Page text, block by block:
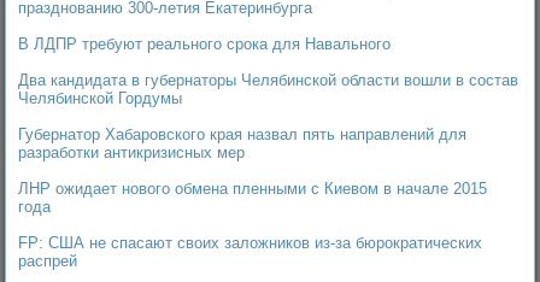
празднованию 300-летия Екатеринбурга
В ЛДПР требуют реального срока для Навального
Два кандидата в губернаторы Челябинской области вошли в состав
Челябинской Гордумы
Губернатор Хабаровского края назвал пять направлений для
разработки антикризисных мер
ЛНР ожидает нового обмена пленными с Киевом в начале 2015
года
FP: США не спасают своих заложников из-за бюрократических
распрей